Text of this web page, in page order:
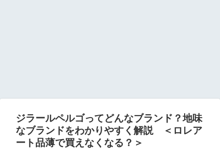
ジラールペルゴってどんなブランド？地味
なブランドをわかりやすく解説 ＜ロレア
ート品薄で買えなくなる？＞